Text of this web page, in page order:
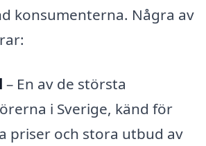
konsumenterna. Några av
– En av de största
i Sverige, känd för
priser och stora utbud av